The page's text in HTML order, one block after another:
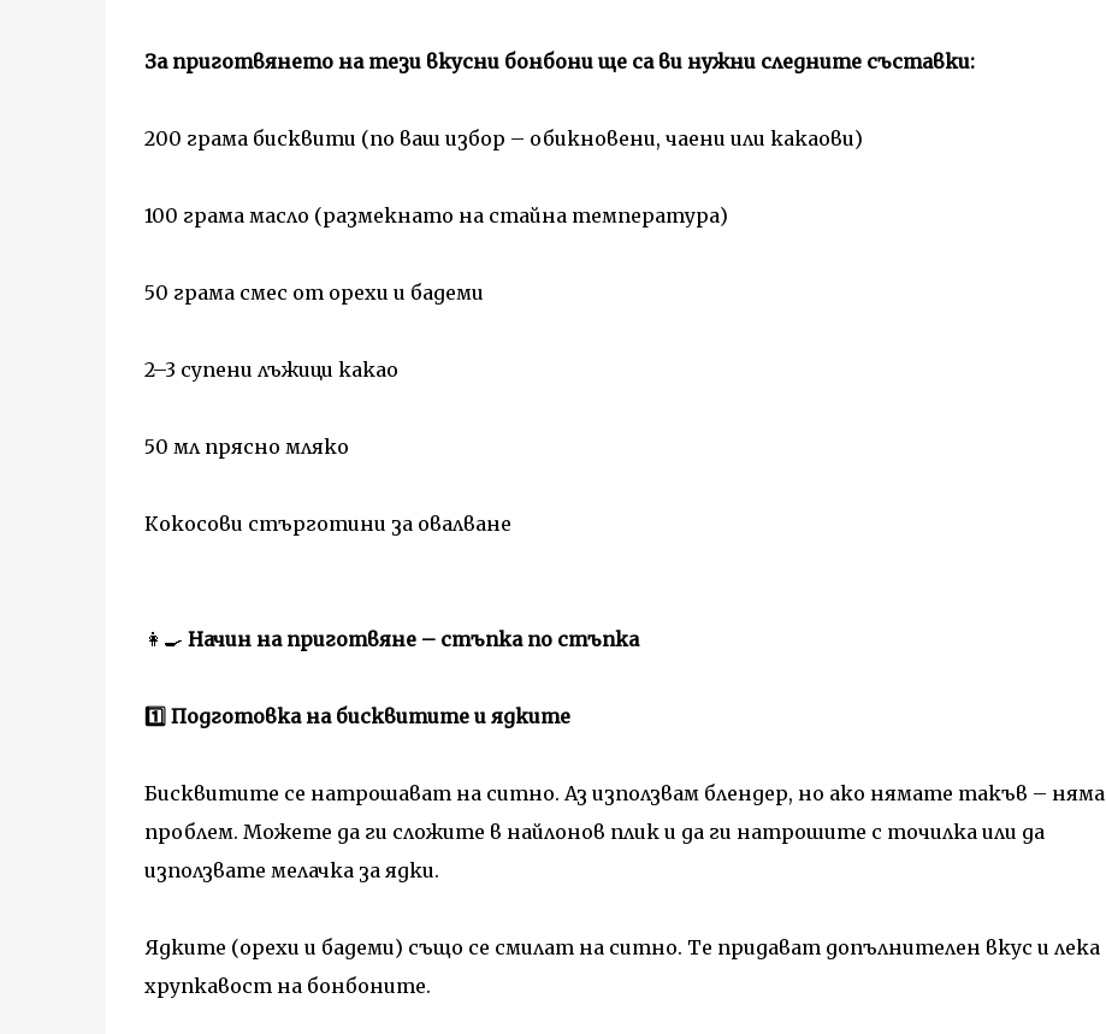
За приготвянето на тези вкусни бонбони ще са ви нужни следните съставки:
200 грама бисквити (по ваш избор – обикновени, чаени или какаови)
100 грама масло (размекнато на стайна температура)
50 грама смес от орехи и бадеми
2–3 супени лъжици какао
50 мл прясно мляко
Кокосови стърготини за овалване
👩‍🍳 Начин на приготвяне – стъпка по стъпка
1️⃣ Подготовка на бисквитите и ядките
Бисквитите се натрошават на ситно. Аз използвам блендер, но ако нямате такъв – няма
проблем. Можете да ги сложите в найлонов плик и да ги натрошите с точилка или да
използвате мелачка за ядки.
Ядките (орехи и бадеми) също се смилат на ситно. Те придават допълнителен вкус и лека
хрупкавост на бонбоните.